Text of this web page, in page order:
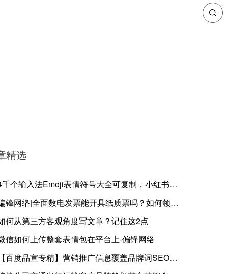
精选
个输入法Emoji表情符号大全可复制，小红书等自媒体聊天私域通用
锋网络|全面数电发票能开具纸质票吗？如何领取及开票流程方法
何从第三方客观角度写文章？记住这2点
信如何上传整套表情包在平台上-偏锋网络
【百度品宣专精】营销推广信息覆盖品牌词SEO优化搜索正面12个方案